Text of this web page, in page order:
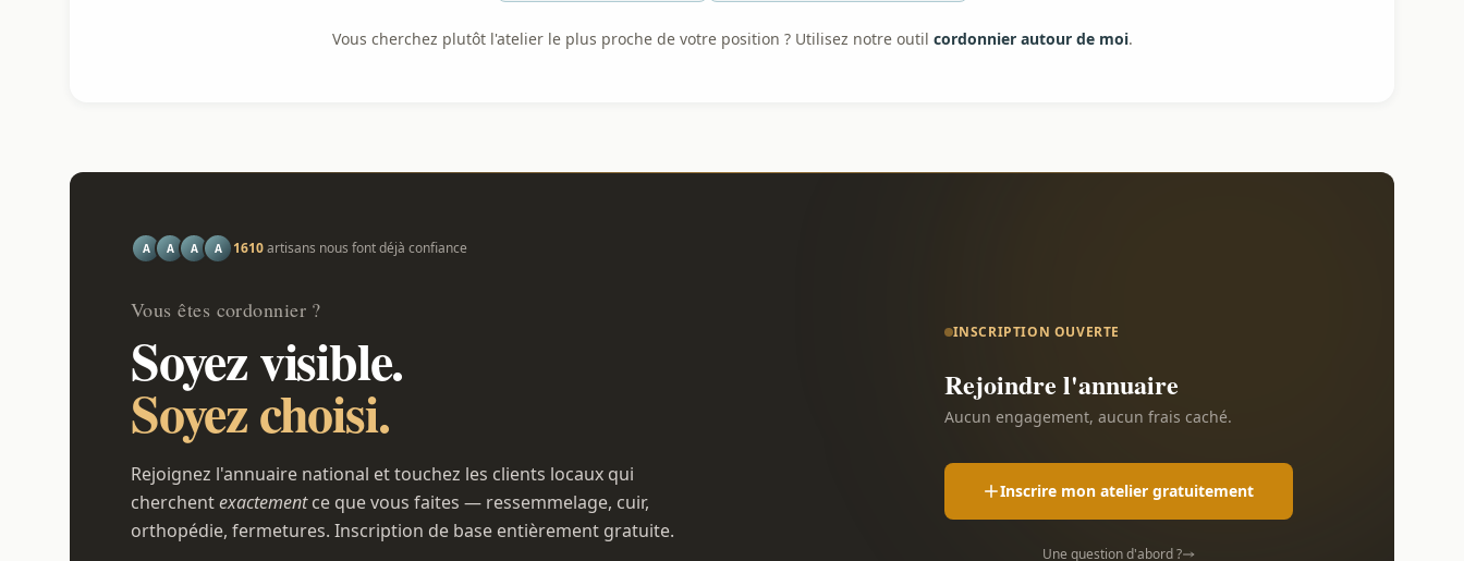
Vous cherchez plutôt l'atelier le plus proche de votre position ? Utilisez notre outil cordonnier autour de moi.
A A A A 1610artisans nous font déjà confiance
Vous êtes cordonnier ?
Soyez visible.
Soyez choisi.
Rejoignez l'annuaire national et touchez les clients locaux qui
cherchentexactementce que vous faites — ressemmelage, cuir,
orthopédie, fermetures. Inscription de base entièrement gratuite.
INSCRIPTION OUVERTE
Rejoindre l'annuaire
Aucun engagement, aucun frais caché.
Inscrire mon atelier gratuitement
Une question d'abord ?